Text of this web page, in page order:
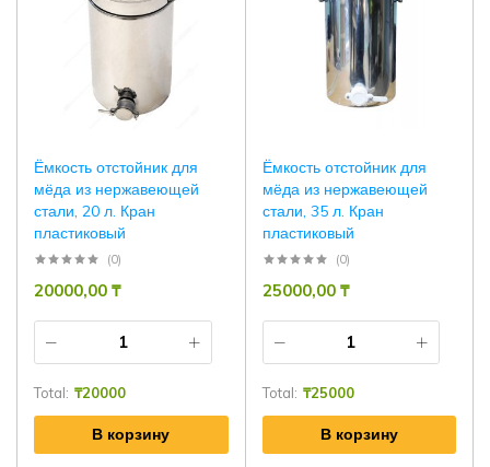
Ёмкость отстойник для
мёда из нержавеющей
стали, 20 л. Кран
пластиковый
(0)
20000,00 ₸
Total: ₸20000
В корзину
Ёмкость отстойник для
мёда из нержавеющей
стали, 35 л. Кран
пластиковый
(0)
25000,00 ₸
Total: ₸25000
В корзину